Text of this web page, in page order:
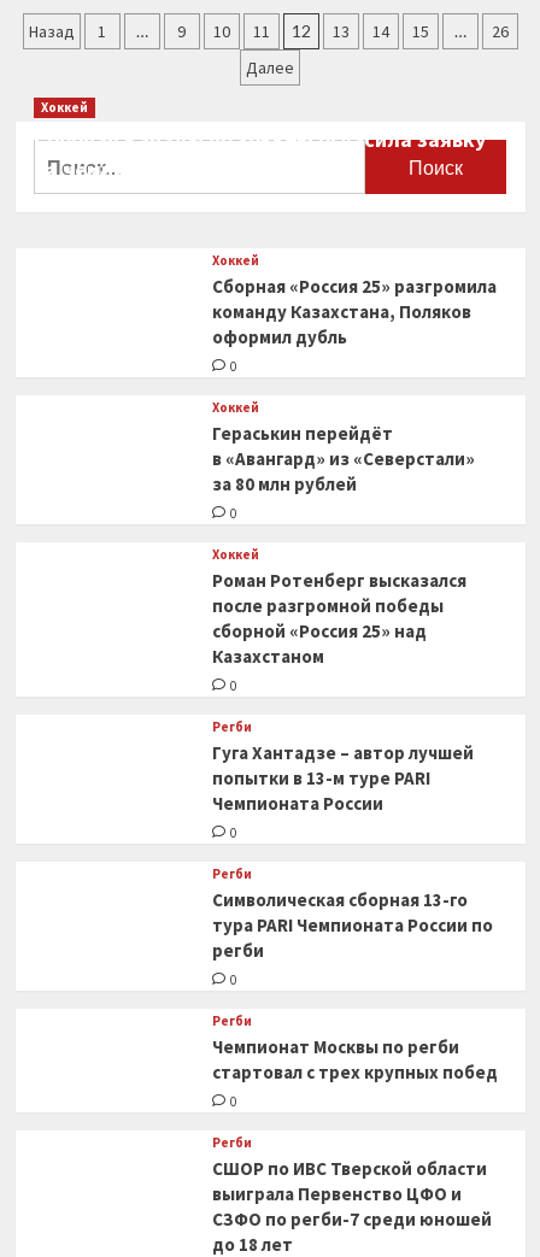
24
«Динамо»
вторым
Пагинация
Назад 1 … 9 10 11 12 13 14 15 …
26
Далее
Хоккей
Сборная Канады по хоккею огласила заявку
на чемпионат мира
Хоккей
Сборная «Россия 25» разгромила
команду Казахстана, Поляков
оформил дубль
0
Хоккей
Гераськин перейдёт
в «Авангард» из «Северстали»
за 80 млн рублей
0
Хоккей
Роман Ротенберг высказался
после разгромной победы
сборной «Россия 25» над
Казахстаном
0
Регби
Гуга Хантадзе – автор лучшей
попытки в 13-м туре PARI
Чемпионата России
0
Регби
Символическая сборная 13-го
тура PARI Чемпионата России по
регби
0
Регби
Чемпионат Москвы по регби
стартовал с трех крупных побед
0
Регби
СШОР по ИВС Тверской области
выиграла Первенство ЦФО и
СЗФО по регби-7 среди юношей
до 18 лет